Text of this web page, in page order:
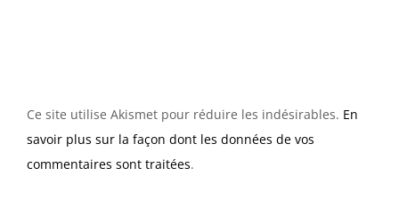
Ce site utilise Akismet pour réduire les indésirables. En
savoir plus sur la façon dont les données de vos
commentaires sont traitées.